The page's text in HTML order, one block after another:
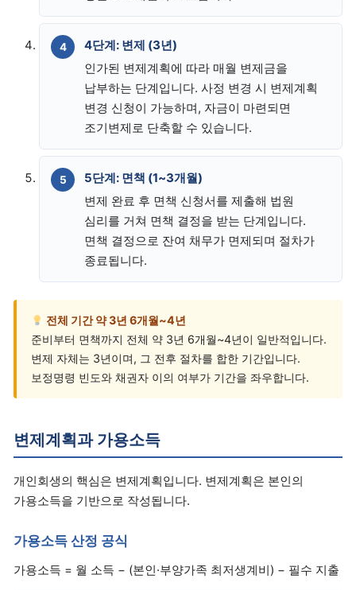
4단계: 변제 (3년)
인가된 변제계획에 따라 매월 변제금을
납부하는 단계입니다. 사정 변경 시 변제계획
변경 신청이 가능하며, 자금이 마련되면
조기변제로 단축할 수 있습니다.
5단계: 면책 (1~3개월)
변제 완료 후 면책 신청서를 제출해 법원
심리를 거쳐 면책 결정을 받는 단계입니다.
면책 결정으로 잔여 채무가 면제되며 절차가
종료됩니다.
전체 기간 약 3년 6개월~4년
준비부터 면책까지 전체 약 3년 6개월~4년이 일반적입니다.
변제 자체는 3년이며, 그 전후 절차를 합한 기간입니다.
보정명령 빈도와 채권자 이의 여부가 기간을 좌우합니다.
변제계획과 가용소득
개인회생의 핵심은 변제계획입니다. 변제계획은 본인의
가용소득을 기반으로 작성됩니다.
가용소득 산정 공식
가용소득 = 월 소득 − (본인·부양가족 최저생계비) − 필수 지출